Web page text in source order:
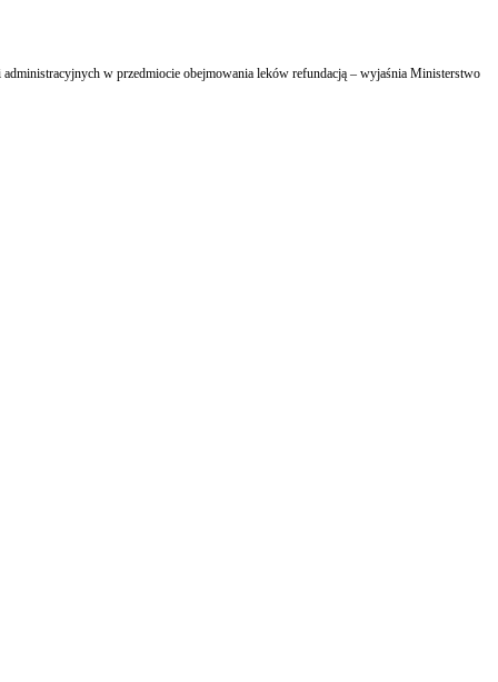
w przedmiocie obejmowania leków refundacją – wyjaśnia Ministerstwo